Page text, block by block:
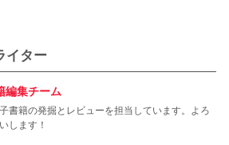
イター
編集チーム
書籍の発掘とレビューを担当しています。よろ
します！